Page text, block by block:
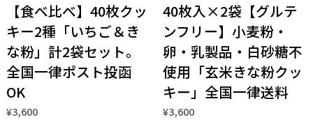
【食べ比べ】40枚クッ
キー2種「いちご＆き
な粉」計2袋セット。
全国一律ポスト投函
OK
¥3,600
40枚入×2袋【グルテ
ンフリー】小麦粉・
卵・乳製品・白砂糖不
使用「玄米きな粉クッ
キー」全国一律送料
¥3,600